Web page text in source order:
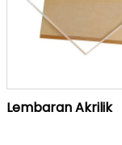
Lembaran Akrilik